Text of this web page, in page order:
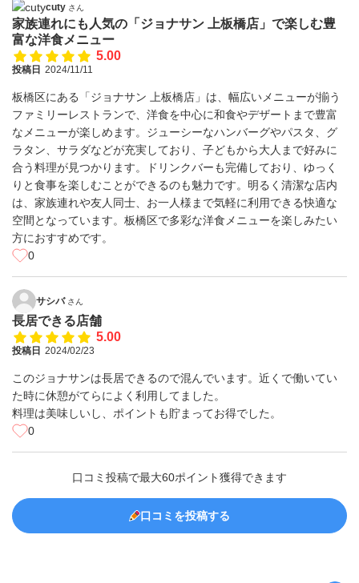
cuty さん
家族連れにも人気の「ジョナサン 上板橋店」で楽しむ豊
富な洋食メニュー
5.00
投稿日 2024/11/11
板橋区にある「ジョナサン 上板橋店」は、幅広いメニューが揃う
ファミリーレストランで、洋食を中心に和食やデザートまで豊富
なメニューが楽しめます。ジューシーなハンバーグやパスタ、グ
ラタン、サラダなどが充実しており、子どもから大人まで好みに
合う料理が見つかります。ドリンクバーも完備しており、ゆっく
りと食事を楽しむことができるのも魅力です。明るく清潔な店内
は、家族連れや友人同士、お一人様まで気軽に利用できる快適な
空間となっています。板橋区で多彩な洋食メニューを楽しみたい
方におすすめです。
0
サシバ さん
長居できる店舗
5.00
投稿日 2024/02/23
このジョナサンは長居できるので混んでいます。近くで働いてい
た時に休憩がてらによく利用してました。
料理は美味しいし、ポイントも貯まってお得でした。
0
口コミ投稿で最大60ポイント獲得できます
口コミを投稿する